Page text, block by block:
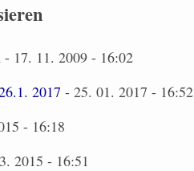
- 17. 11. 2009 - 16:02
2017 - 25. 01. 2017 - 16:52
- 16:18
2015 - 16:51